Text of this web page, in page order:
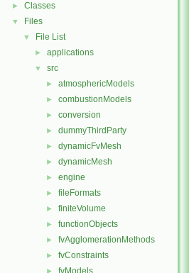
► Classes
▼ Files
▼ File List
► applications
▼ src
► atmosphericModels
► combustionModels
► conversion
► dummyThirdParty
► dynamicFvMesh
► dynamicMesh
► engine
► fileFormats
► finiteVolume
► functionObjects
► fvAgglomerationMethods
► fvConstraints
fvModels